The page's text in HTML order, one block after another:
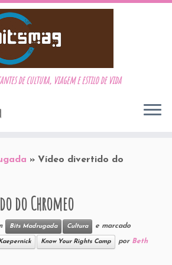
de cultura, viagem e estilo de vida
» Vídeo divertido do
do Chromeo
Bits Madrugada Cultura e marcado
Know Your Rights Camp por Beth